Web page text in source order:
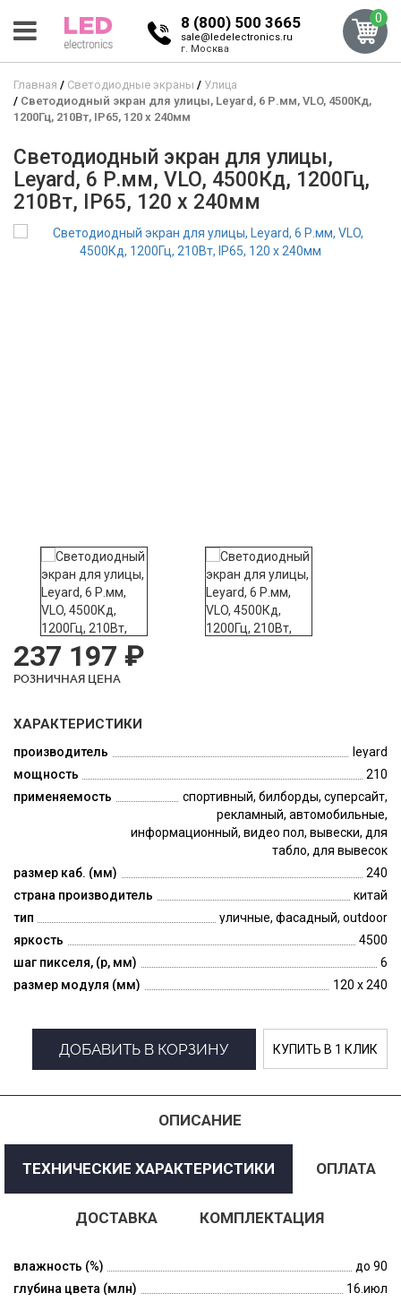
8 (800) 500 3665
sale@ledelectronics.ru
г. Москва
0
Главная Светодиодные экраны
Улица
Светодиодный экран для улицы, Leyard, 6 Р.мм, VLO, 4500Кд,
1200Гц, 210Вт, IP65, 120 x 240мм
Светодиодный экран для улицы,
Leyard, 6 Р.мм, VLO, 4500Кд, 1200Гц,
210Вт, IP65, 120 x 240мм
237 197 ₽
РОЗНИЧНАЯ ЦЕНА
ХАРАКТЕРИСТИКИ
производитель
leyard
мощность
210
применяемость
спортивный, билборды, суперсайт,
рекламный, автомобильные,
информационный, видео пол, вывески, для
табло, для вывесок
размер каб. (мм)
240
страна производитель
китай
тип
уличные, фасадный, outdoor
яркость
4500
шаг пикселя, (p, мм)
6
размер модуля (мм)
120 x 240
ДОБАВИТЬ В КОРЗИНУ КУПИТЬ В 1 КЛИК
ОПИСАНИЕ
ТЕХНИЧЕСКИЕ ХАРАКТЕРИСТИКИ ОПЛАТА
ДОСТАВКА КОМПЛЕКТАЦИЯ
влажность (%)
до 90
глубина цвета (млн)
16.июл